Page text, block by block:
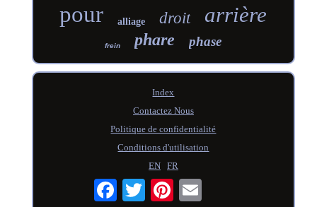
pour alliage droit arrière
frein phare phase
Index
Contactez Nous
Politique de confidentialité
Conditions d'utilisation
EN
FR